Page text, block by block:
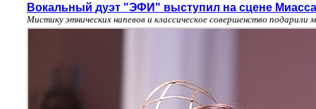
Вокальный дуэт "ЭФИ" выступил на сцене Миасса
Мистику этнических напевов и классическое совершенство